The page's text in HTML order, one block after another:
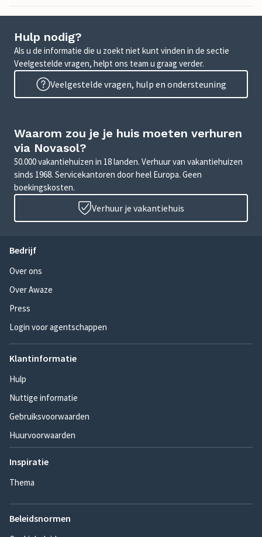
Hulp nodig?
Als u de informatie die u zoekt niet kunt vinden in de sectie
Veelgestelde vragen, helpt ons team u graag verder.
Veelgestelde vragen, hulp en ondersteuning
Waarom zou je je huis moeten verhuren
via Novasol?
50.000 vakantiehuizen in 18 landen. Verhuur van vakantiehuizen
sinds 1968. Servicekantoren door heel Europa. Geen
boekingskosten.
Verhuur je vakantiehuis
Bedrijf
Over ons
Over Awaze
Press
Login voor agentschappen
Klantinformatie
Hulp
Nuttige informatie
Gebruiksvoorwaarden
Huurvoorwaarden
Inspiratie
Thema
Beleidsnormen